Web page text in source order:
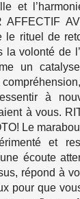
et
AFFECTIF
le rituel de
la volonté de
un
à
à vous.
Le
et
écoute
répond à
pour que